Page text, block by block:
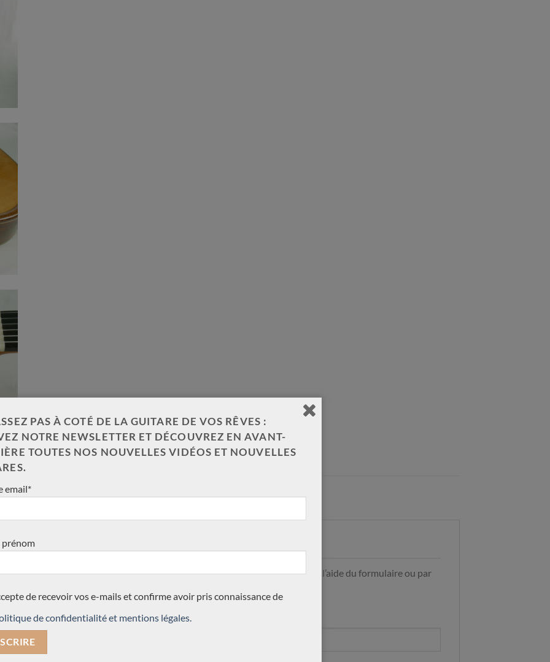
tester des modifications
matériaux utilisés à
et Charalampos a
de guitares plus musicales
Koumridis est un
classiques innovantes lattice
de musicalité.
notre découverte
Pour plus d’information, contacter nous à l’aide du formulaire ou par
Votre nom (obligatoire)
PAS À COTÉ DE LA GUITARE DE VOS RÊVES :
NOTRE NEWSLETTER ET DÉCOUVREZ EN AVANT-
TOUTES NOS NOUVELLES VIDÉOS ET NOUVELLES
email*
prénom
de recevoir vos e-mails et confirme avoir pris connaissance de
de confidentialité et mentions légales.